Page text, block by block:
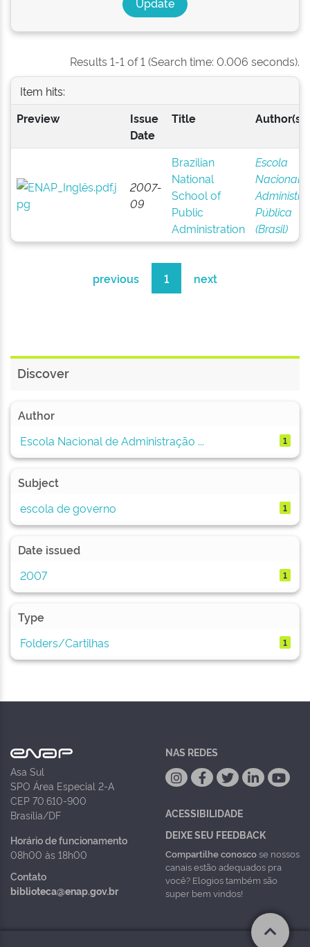
Results 1-1 of 1 (Search time: 0.006 seconds).
Item hits:
Preview
Issue
Date
Title Author(s)
2007-
09
Brazilian
National
School of
Public
Administration
Escola
Nacional
Pública
(Brasil)
previous 1 next
Discover
Author
Escola Nacional de Administração ...
1
Subject
escola de governo
1
Date issued
2007
1
Type
Folders/Cartilhas
1
Asa Sul
SPO Área Especial 2-A
CEP 70.610-900
Brasília/DF
Horário de funcionamento
08h00 às 18h00
Contato
biblioteca@enap.gov.br
NAS REDES
ACESSIBILIDADE
DEIXE SEU FEEDBACK
Compartilhe conoscose nossos
canais estão adequados pra
você? Elogios também são
super bem vindos!